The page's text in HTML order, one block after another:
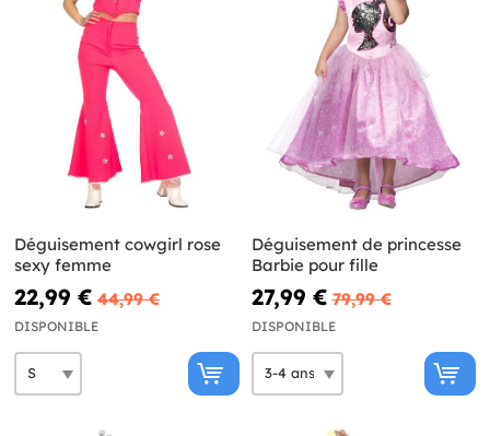
Déguisement cowgirl rose
sexy femme
22,99 € 44,99 €
DISPONIBLE
Déguisement de princesse
Barbie pour fille
27,99 € 79,99 €
DISPONIBLE